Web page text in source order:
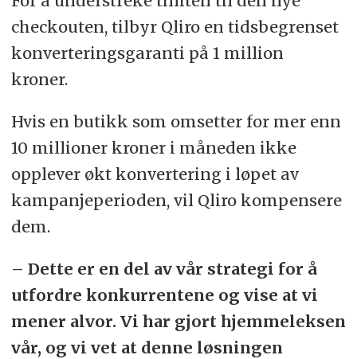
checkouten, tilbyr Qliro en tidsbegrenset
konverteringsgaranti på 1 million
kroner.
Hvis en butikk som omsetter for mer enn
10 millioner kroner i måneden ikke
opplever økt konvertering i løpet av
kampanjeperioden, vil Qliro kompensere
dem.
– Dette er en del av vår strategi for å
utfordre konkurrentene og vise at vi
mener alvor. Vi har gjort hjemmeleksen
vår, og vi vet at denne løsningen